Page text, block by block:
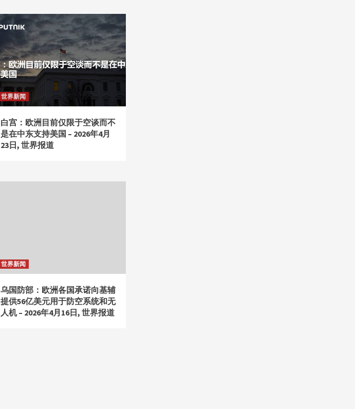
世界新闻
白宫：欧洲目前仅限于空谈而不
是在中东支持美国 – 2026年4月
23日, 世界报道
世界新闻
乌国防部：欧洲各国承诺向基辅
提供56亿美元用于防空系统和无
人机 – 2026年4月16日, 世界报道